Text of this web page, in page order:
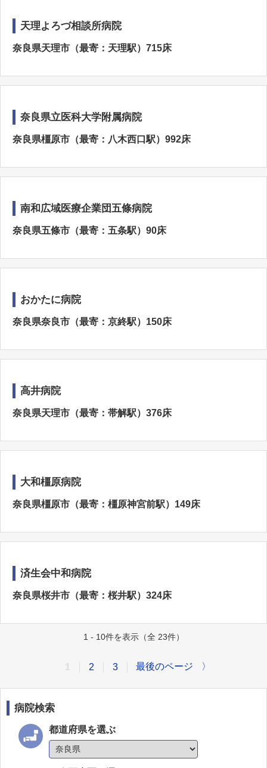
天理よろづ相談所病院
奈良県天理市（最寄：天理駅）715床
奈良県立医科大学附属病院
奈良県橿原市（最寄：八木西口駅）992床
南和広域医療企業団五條病院
奈良県五條市（最寄：五条駅）90床
おかたに病院
奈良県奈良市（最寄：京終駅）150床
高井病院
奈良県天理市（最寄：帯解駅）376床
大和橿原病院
奈良県橿原市（最寄：橿原神宮前駅）149床
済生会中和病院
奈良県桜井市（最寄：桜井駅）324床
1 - 10件を表示（全 23件）
2 3 最後のページ 〉
病院検索
都道府県を選ぶ